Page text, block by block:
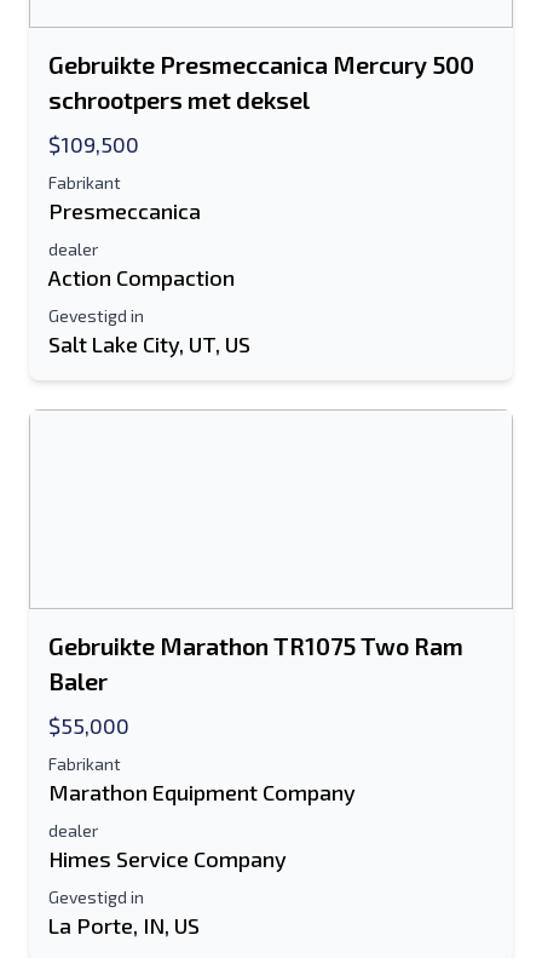
Gebruikte Presmeccanica Mercury 500
schrootpers met deksel
$109,500
Fabrikant
Presmeccanica
dealer
Action Compaction
Gevestigd in
Salt Lake City, UT, US
Gebruikte Marathon TR1075 Two Ram
Baler
$55,000
Fabrikant
Marathon Equipment Company
dealer
Himes Service Company
Gevestigd in
La Porte, IN, US